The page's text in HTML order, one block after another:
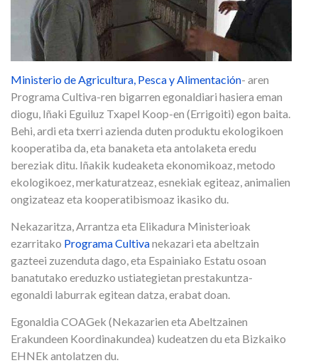
Ministerio de Agricultura, Pesca y Alimentación- aren
Programa Cultiva-ren bigarren egonaldiari hasiera eman
diogu, Iñaki Eguiluz Txapel Koop-en (Errigoiti) egon baita.
Behi, ardi eta txerri azienda duten produktu ekologikoen
kooperatiba da, eta banaketa eta antolaketa eredu
bereziak ditu. Iñakik kudeaketa ekonomikoaz, metodo
ekologikoez, merkaturatzeaz, esnekiak egiteaz, animalien
ongizateaz eta kooperatibismoaz ikasiko du.
Nekazaritza, Arrantza eta Elikadura Ministerioak
ezarritako Programa Cultivanekazari eta abeltzain
gazteei zuzenduta dago, eta Espainiako Estatu osoan
banatutako ereduzko ustiategietan prestakuntza-
egonaldi laburrak egitean datza, erabat doan.
Egonaldia COAGek (Nekazarien eta Abeltzainen
Erakundeen Koordinakundea) kudeatzen du eta Bizkaiko
EHNEk antolatzen du.